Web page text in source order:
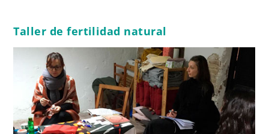
Taller de fertilidad natural